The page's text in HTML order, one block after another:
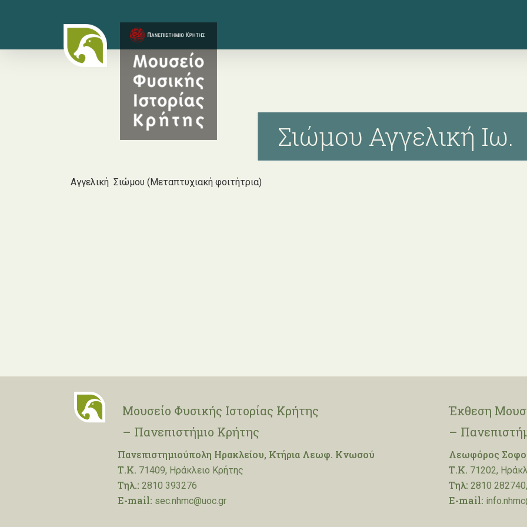
content
Σιώμου Αγγελική Ιω.
Αγγελική Σιώμου (Μεταπτυχιακή φοιτήτρια)
Μουσείο Φυσικής Ιστορίας Κρήτης
– Πανεπιστήμιο Κρήτης
Πανεπιστημιούπολη Ηρακλείου, Κτήρια Λεωφ. Κνωσού
Τ.Κ. 71409, Ηράκλειο Κρήτης
Τηλ.: 2810 393276
E-mail: sec.nhmc@uoc.gr
Έκθεση
–
Λεωφόρος
Τ.Κ. 71202,
Τηλ: 2810
E-mail: